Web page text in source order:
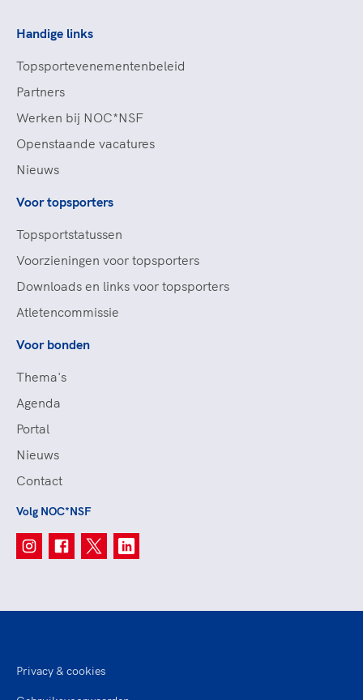
Handige links
Topsportevenementenbeleid
Partners
Werken bij NOC*NSF
Openstaande vacatures
Nieuws
Voor topsporters
Topsportstatussen
Voorzieningen voor topsporters
Downloads en links voor topsporters
Atletencommissie
Voor bonden
Thema's
Agenda
Portal
Nieuws
Contact
Volg NOC*NSF
Privacy & cookies